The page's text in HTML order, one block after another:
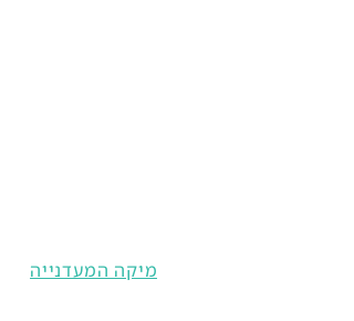
מיקה המעדנייה